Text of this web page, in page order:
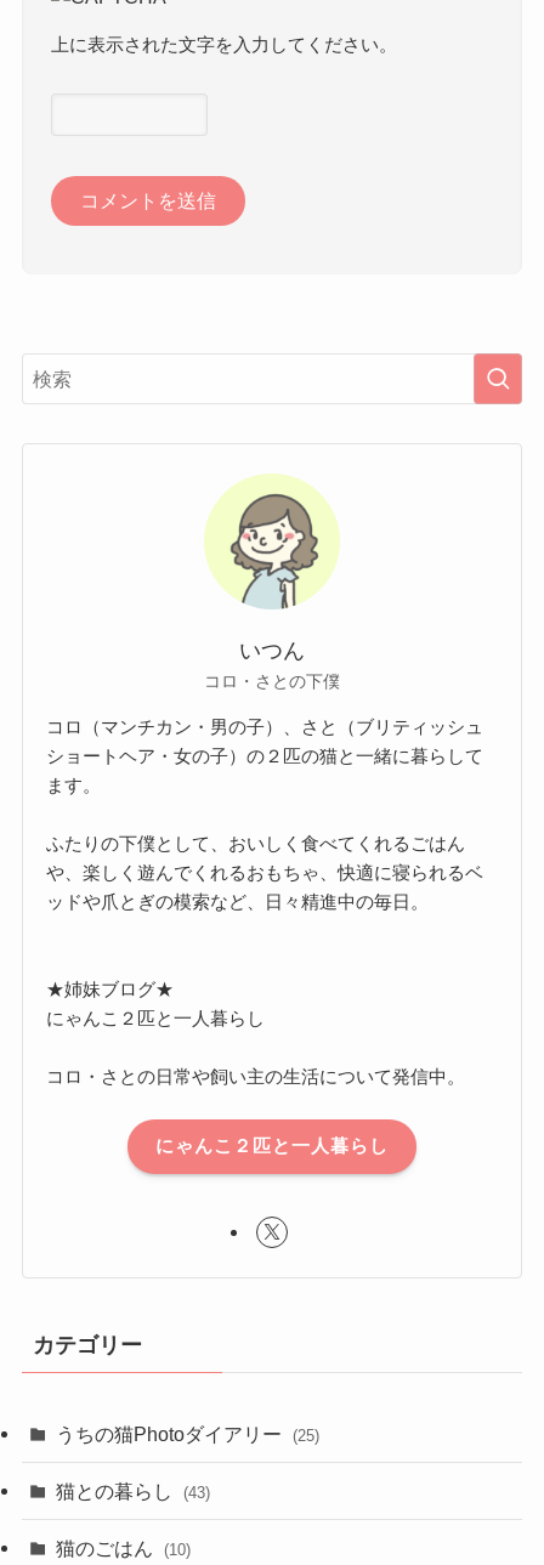
上に表示された文字を入力してください。
いつん
コロ・さとの下僕
コロ（マンチカン・男の子）、さと（ブリティッシュ
ショートヘア・女の子）の２匹の猫と一緒に暮らして
ます。
ふたりの下僕として、おいしく食べてくれるごはん
や、楽しく遊んでくれるおもちゃ、快適に寝られるベ
ッドや爪とぎの模索など、日々精進中の毎日。
★姉妹ブログ★
にゃんこ２匹と一人暮らし
コロ・さとの日常や飼い主の生活について発信中。
にゃんこ２匹と一人暮らし
カテゴリー
うちの猫Photoダイアリー (25)
猫との暮らし (43)
猫のごはん (10)